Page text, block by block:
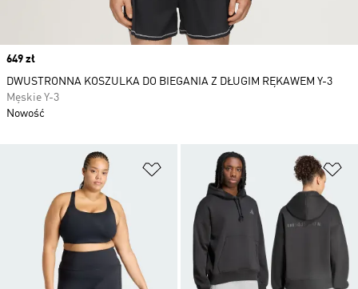
Dodaj do listy życzeń
Price
649 zł
DWUSTRONNA KOSZULKA DO BIEGANIA Z DŁUGIM RĘKAWEM Y-3
Męskie Y-3
Nowość